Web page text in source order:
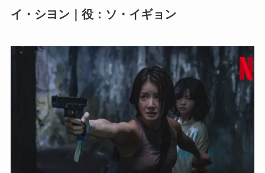
イ・シヨン｜役：ソ・イギョン